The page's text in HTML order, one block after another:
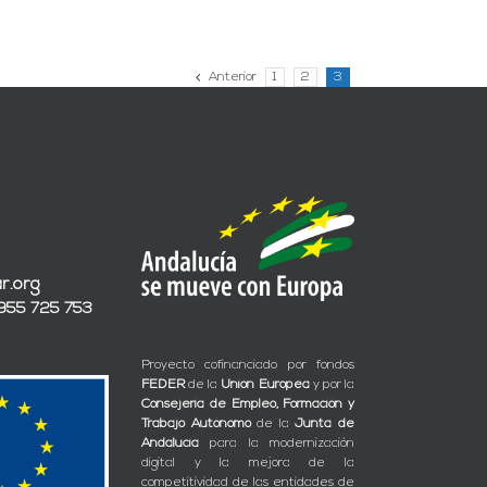
Anterior 1 2 3
725 753
Proyecto cofinanciado por fondos
FEDERde la Unión Europeay por la
Consejería de Empleo, Formación y
Trabajo Autónomode laJunta de
Andalucía para la modernización
digital y la mejora de la
competitividad de las entidades de